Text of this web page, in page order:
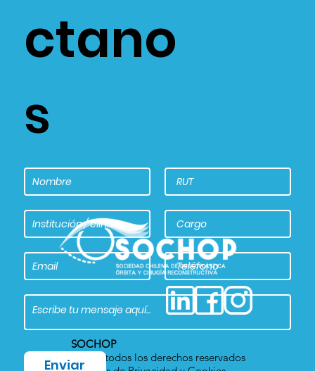
SOCHOP
2022 – todos los derechos reservados
ctano
s
Enviar